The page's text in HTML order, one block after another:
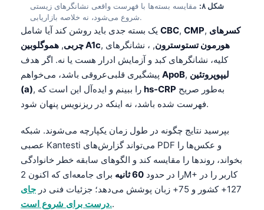
شکل ۸:
مقایسه بسته‌ها با فهرست واقعی نشانگرهای زیستی
شروع می‌شود، نه خلاصه بازاریابی.
CBC, CMP, کسرهای
چربی, هموگلوبین A1c, هورمون تستوسترون, ، نشانگرهای
کلیه، نشانگرهای کبد و آزمایش ادرار هست یا نه. اگر هدف
ApoB, لیپوپروتئین
(a)
hs-CRP
فهرست شده باشد، نه اینکه در ریزنویس پنهان شود.
بپرسید نتایج چگونه در طول زمان یکپارچه می‌شوند. شبکه
عصبی Kantesti می‌تواند گزارش‌های PDF و عکس‌ها را
بخواند، روندها را مقایسه کند و الگوهای سابقه خطر خانوادگی
را در حدود 60 ثانیه
برای جامعه‌ای که اکنون 2M+ کاربر را در
127+ کشور و 75+ زبان پوشش می‌دهد؛ جزئیات فنی در
جای
درست برای شروع است..
Íslenska
Српски језик
Svenska
Bosanski
Eesti
日本語
Čeština
ქართული
Русский
Lietuvių kalba